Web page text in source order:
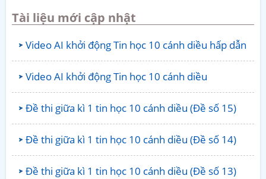
Tài liệu mới cập nhật
Video AI khởi động Tin học 10 cánh diều hấp dẫn
Video AI khởi động Tin học 10 cánh diều
Đề thi giữa kì 1 tin học 10 cánh diều (Đề số 15)
Đề thi giữa kì 1 tin học 10 cánh diều (Đề số 14)
Đề thi giữa kì 1 tin học 10 cánh diều (Đề số 13)